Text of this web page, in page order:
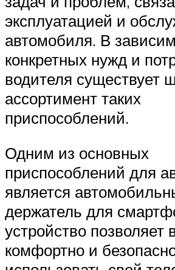
эксплуатацией и
автомобиля. В
конкретных нужд и
водителя существует
ассортимент таких
приспособлений.
Одним из основных
приспособлений для
является
держатель для
устройство позволяет
комфортно и